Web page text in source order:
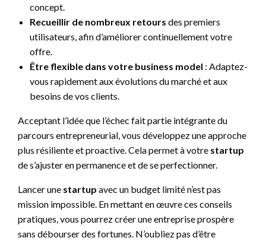
concept.
Recueillir de nombreux retours des premiers
utilisateurs, afin d’améliorer continuellement votre
offre.
Être flexible dans votre business model : Adaptez-
vous rapidement aux évolutions du marché et aux
besoins de vos clients.
Acceptant l’idée que l’échec fait partie intégrante du
parcours entrepreneurial, vous développez une approche
plus résiliente et proactive. Cela permet à votre startup
de s’ajuster en permanence et de se perfectionner.
Lancer une startup avec un budget limité n’est pas
mission impossible. En mettant en œuvre ces conseils
pratiques, vous pourrez créer une entreprise prospère
sans débourser des fortunes. N’oubliez pas d’être